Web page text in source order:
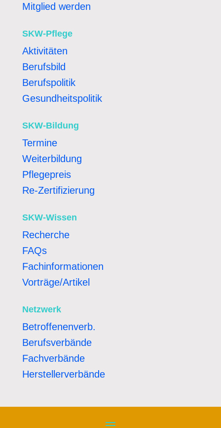
Mitglied werden
SKW-Pflege
Aktivitäten
Berufsbild
Berufspolitik
Gesundheitspolitik
SKW-Bildung
Termine
Weiterbildung
Pflegepreis
Re-Zertifizierung
SKW-Wissen
Recherche
FAQs
Fachinformationen
Vorträge/Artikel
Netzwerk
Betroffenenverb.
Berufsverbände
Fachverbände
Herstellerverbände